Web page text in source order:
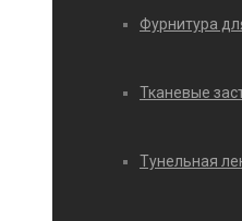
Фурнитура
Тканевые
Тунельная